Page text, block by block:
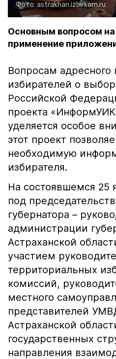
Фото: astrakhan.izbirkom.ru
Основным вопросом
применение
Вопросам
избирателей о
Российской
проекта
уделяется особое
этот проект
необходимую
избирателя.
На состоявшемся 25
под
губернатора –
администрации
Астраханской
участием
территориальных
комиссий,
местного
представителей
Астраханской
государственных
направления